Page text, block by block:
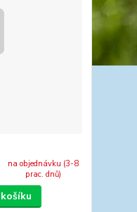
na objednávku (3-8
prac. dnů)